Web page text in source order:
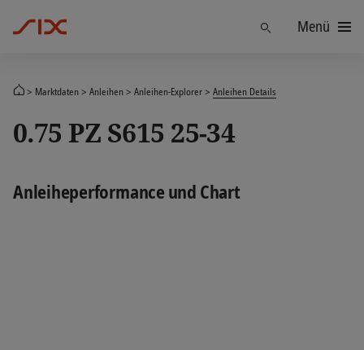
FindenMenü
Marktdaten Anleihen Anleihen-Explorer Anleihen Details
0.75 PZ S615 25-34
Anleiheperformance und Chart